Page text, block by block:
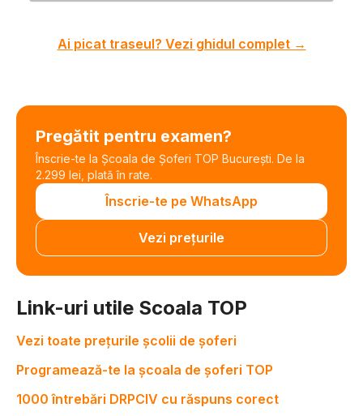
Ai picat traseul? Vezi ghidul complet →
Pregătit pentru examen?
Înscrie-te la Școala de Șoferi TOP București. De la
2.299 lei, plată în rate.
Înscrie-te pe WhatsApp
Vezi prețurile
Link-uri utile Scoala TOP
Vezi toate prețurile școlii de șoferi
Programează-te la școala de șoferi TOP
1000 întrebări DRPCIV cu răspuns corect